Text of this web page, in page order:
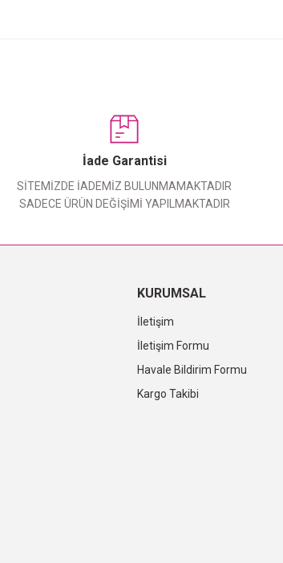
Yorum Yaz
İade Garantisi
SİTEMİZDE İADEMİZ BULUNMAMAKTADIR
SADECE ÜRÜN DEĞİŞİMİ YAPILMAKTADIR
KURUMSAL
İletişim
İletişim Formu
Havale Bildirim Formu
Kargo Takibi